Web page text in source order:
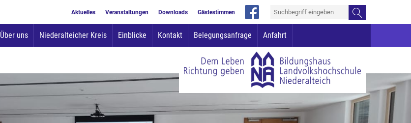
Aktuelles Veranstaltungen Downloads Gästestimmen
Inhalt
Über uns Niederalteicher Kreis Einblicke Kontakt Belegungsanfrage Anfahrt